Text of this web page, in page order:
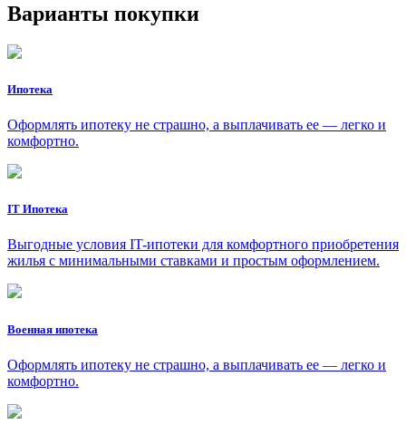
Варианты покупки
Ипотека
Оформлять ипотеку не страшно, а выплачивать ее — легко и
комфортно.
IT Ипотека
Выгодные условия IT-ипотеки для комфортного приобретения
жилья с минимальными ставками и простым оформлением.
Военная ипотека
Оформлять ипотеку не страшно, а выплачивать ее — легко и
комфортно.